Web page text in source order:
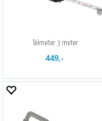
Talmeter 3 meter
449,-